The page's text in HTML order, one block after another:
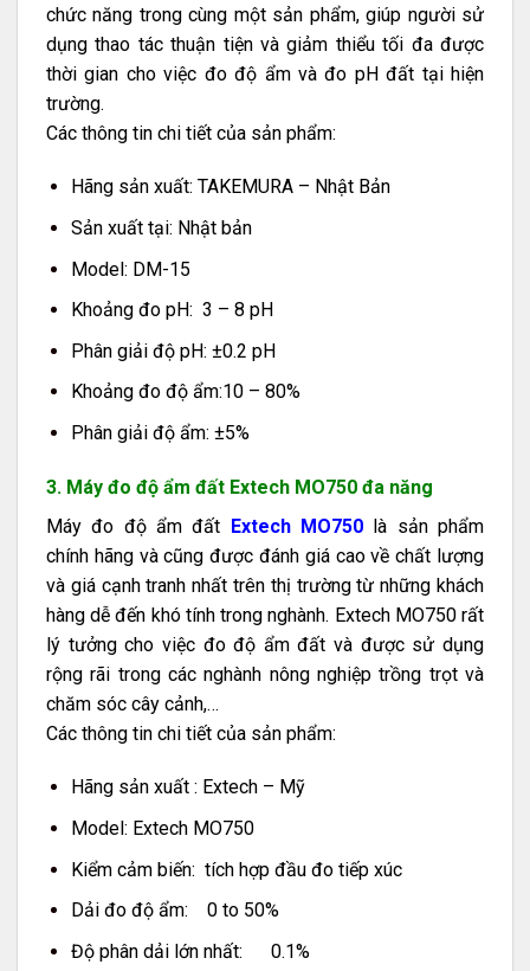
chức năng trong cùng một sản phẩm, giúp người sử
dụng thao tác thuận tiện và giảm thiểu tối đa được
thời gian cho việc đo độ ẩm và đo pH đất tại hiện
trường.
Các thông tin chi tiết của sản phẩm:
Hãng sản xuất: TAKEMURA – Nhật Bản
Sản xuất tại: Nhật bản
Model: DM-15
Khoảng đo pH: 3 – 8 pH
Phân giải độ pH: ±0.2 pH
Khoảng đo độ ẩm:10 – 80%
Phân giải độ ẩm: ±5%
3. Máy đo độ ẩm đất Extech MO750 đa năng
Máy đo độ ẩm đất Extech MO750 là sản phẩm
chính hãng và cũng được đánh giá cao về chất lượng
và giá cạnh tranh nhất trên thị trường từ những khách
hàng dễ đến khó tính trong nghành. Extech MO750 rất
lý tưởng cho việc đo độ ẩm đất và được sử dụng
rộng rãi trong các nghành nông nghiệp trồng trọt và
chăm sóc cây cảnh,…
Các thông tin chi tiết của sản phẩm:
Hãng sản xuất : Extech – Mỹ
Model: Extech MO750
Kiểm cảm biến: tích hợp đầu đo tiếp xúc
Dải đo độ ẩm: 0 to 50%
Độ phân dải lớn nhất: 0.1%